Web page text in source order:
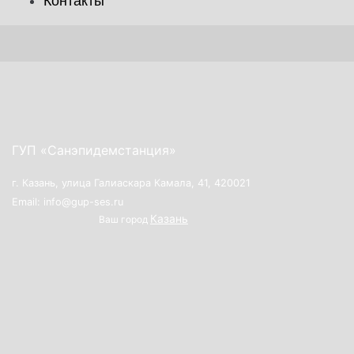
ГУП «Санэпидемстанция»
г. Казань, улица Галиаскара Камала, 41, 420021
Email: info@gup-ses.ru
Ваш город Казань